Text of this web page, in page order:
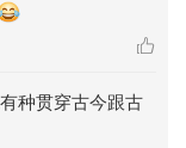
种贯穿古今跟古